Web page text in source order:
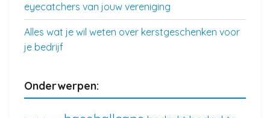
eyecatchers van jouw vereniging
Alles wat je wil weten over kerstgeschenken voor
je bedrijf
Onderwerpen: